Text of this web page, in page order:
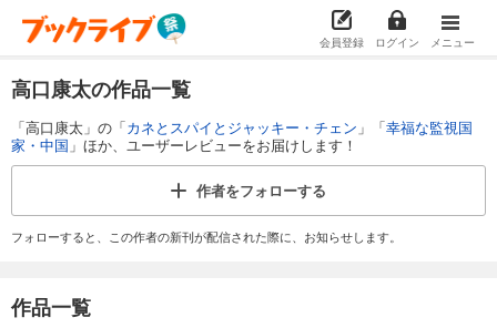
会員登録 ログイン メニュー
高口康太の作品一覧
「高口康太」の「カネとスパイとジャッキー・チェン 」「幸福な監視国
家・中国 」ほか、ユーザーレビューをお届けします！
作者をフォローする
フォローすると、この作者の新刊が配信された際に、お知らせします。
作品一覧